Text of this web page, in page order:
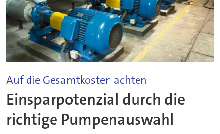
Auf die Gesamtkosten achten
Einsparpotenzial durch die
richtige Pumpenauswahl